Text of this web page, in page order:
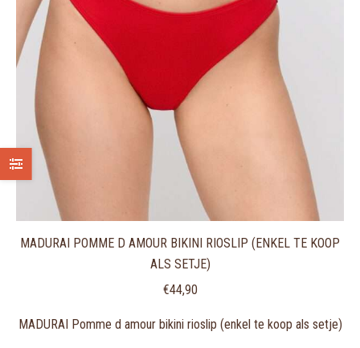
MADURAI POMME D AMOUR BIKINI RIOSLIP (ENKEL TE KOOP
ALS SETJE)
€44,90
MADURAI Pomme d amour bikini rioslip (enkel te koop als setje)